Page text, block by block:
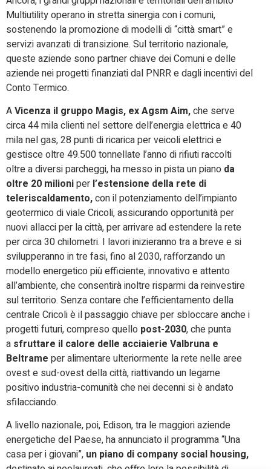
Multiutility operano in stretta sinergia con i comuni,
sostenendo la promozione di modelli di “città smart” e
servizi avanzati di transizione. Sul territorio nazionale,
queste aziende sono partner chiave dei Comuni e delle
aziende nei progetti finanziati dal PNRR e dagli incentivi del
Conto Termico.
AVicenza il gruppo Magis, ex Agsm Aim,che serve
circa 44 mila clienti nel settore dell’energia elettrica e 40
mila nel gas, 28 punti di ricarica per veicoli elettrici e
gestisce oltre 49.500 tonnellate l’anno di rifiuti raccolti
oltre a diversi parcheggi, ha messo in pista un piano da
oltre 20 milioniper l’estensione della rete di
teleriscaldamento,con il potenziamento dell’impianto
geotermico di viale Cricoli, assicurando opportunità per
nuovi allacci per la città, per arrivare ad estendere la rete
per circa 30 chilometri. I lavori inizieranno tra a breve e si
svilupperanno in tre fasi, fino al 2030,rafforzando un
modello energetico più efficiente, innovativo e attento
all’ambiente, che consentirà inoltre risparmi da reinvestire
sul territorio. Senza contare che l’efficientamento della
centrale Cricoli è il passaggio chiave per sbloccare anche i
progetti futuri, compreso quello post-2030, che punta
a sfruttare il calore delle acciaierie Valbruna e
Beltrame per alimentare ulteriormente la rete nelle aree
ovest e sud-ovest della città, riattivando un legame
positivo industria-comunità che nei decenni si è andato
sfilacciando.
A livello nazionale, poi, Edison, tra le maggiori aziende
energetiche del Paese, ha annunciato il programma “Una
casa per i giovani”, un piano di company social housing,